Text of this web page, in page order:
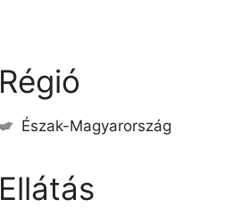
Régió
Észak-Magyarország
Ellátás